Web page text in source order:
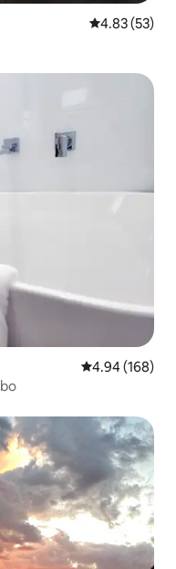
Calificación
4.83 (53)
Calificación
4.94 (168)